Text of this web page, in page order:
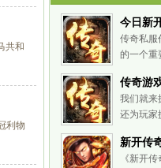
共和
利物
今日新
再战辉
传奇私服
的一个重
传奇私服
玩法，还
更加丰富
一起走进
传奇游
尖玩家
我们就来
还为玩家
之一。传
探索机会
新开传
尽魅力
《新开